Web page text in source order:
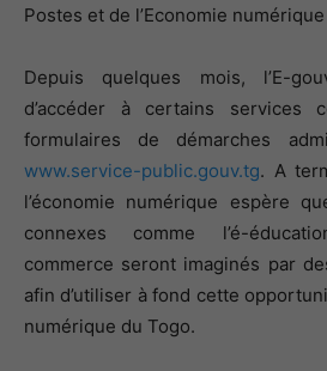
Postes et de l’Economie
Depuis quelques mois, l’E-
d’accéder à certains services
formulaires de démarches
www.service-public.gouv.tg. A
l’économie numérique espère
connexes comme l’é-
commerce seront imaginés par
afin d’utiliser à fond cette
numérique du Togo.